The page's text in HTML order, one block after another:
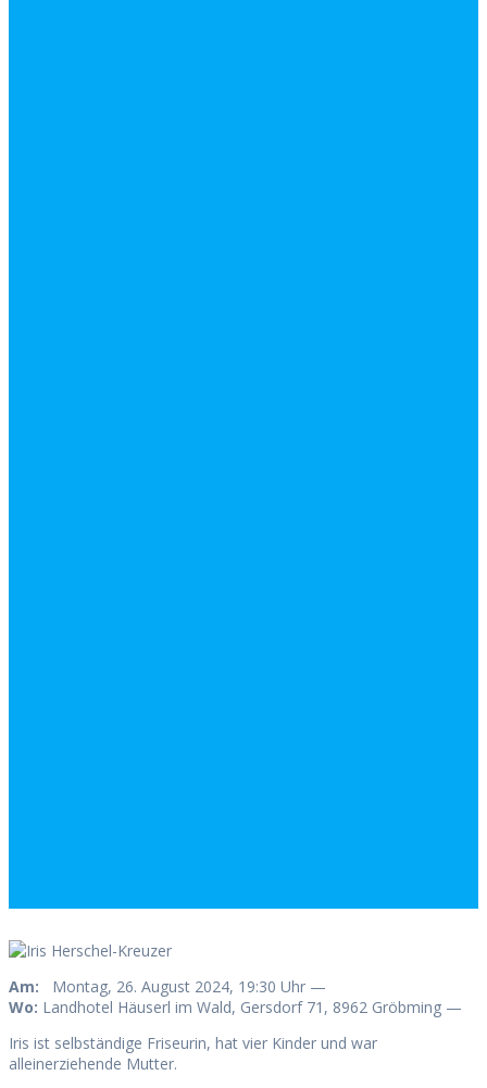
Am: Montag, 26. August 2024, 19:30 Uhr —
Wo: Landhotel Häuserl im Wald, Gersdorf 71, 8962 Gröbming —
Iris ist selbständige Friseurin, hat vier Kinder und war
alleinerziehende Mutter.